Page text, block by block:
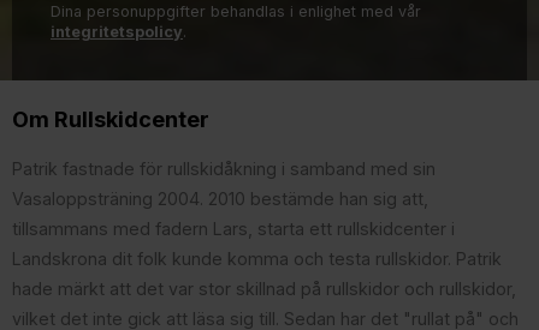
Dina personuppgifter behandlas i enlighet med vår
integritetspolicy.
Om Rullskidcenter
Patrik fastnade för rullskidåkning i samband med sin
Vasaloppsträning 2004. 2010 bestämde han sig att,
tillsammans med fadern Lars, starta ett rullskidcenter i
Landskrona dit folk kunde komma och testa rullskidor. Patrik
hade märkt att det var stor skillnad på rullskidor och rullskidor,
vilket det inte gick att läsa sig till. Sedan har det "rullat på" och